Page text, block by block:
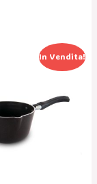
In Vendita!
Prezzo
15,60 €.
Il
Prezzo
10,90 €.